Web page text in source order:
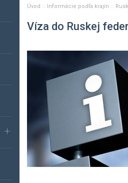
Úvod Informácie podľa krajín
Víza do Ruskej